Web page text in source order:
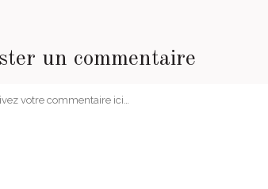
un commentaire